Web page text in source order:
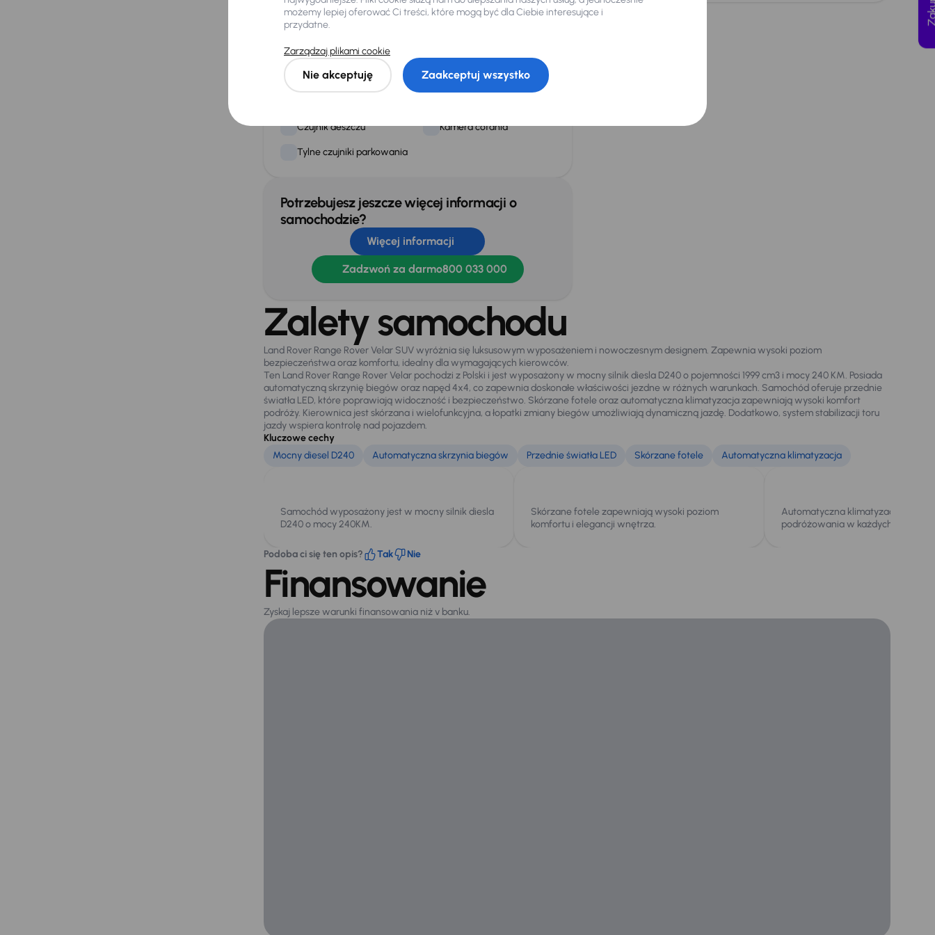
Elektryczne lusterka Oryginalne Alufelgi
Światła przeciwmgielne Tylne swiatla LED
Czujnik deszczu Kamera cofania
Tylne czujniki parkowania
Potrzebujesz jeszcze więcej informacji o
samochodzie?
Więcej informacji
Zadzwoń za darmo800 033 000
Zalety samochodu
Land Rover Range Rover Velar SUV wyróżnia się luksusowym wyposażeniem i nowoczesnym designem. Zapewnia wysoki poziom
bezpieczeństwa oraz komfortu, idealny dla wymagających kierowców.
Ten Land Rover Range Rover Velar pochodzi z Polski i jest wyposażony w mocny silnik diesla D240 o pojemności 1999 cm3 i mocy 240 KM. Posiada
automatyczną skrzynię biegów oraz napęd 4x4, co zapewnia doskonałe właściwości jezdne w różnych warunkach. Samochód oferuje przednie
światła LED, które poprawiają widoczność i bezpieczeństwo. Skórzane fotele oraz automatyczna klimatyzacja zapewniają wysoki komfort
podróży. Kierownica jest skórzana i wielofunkcyjna, a łopatki zmiany biegów umożliwiają dynamiczną jazdę. Dodatkowo, system stabilizacji toru
jazdy wspiera kontrolę nad pojazdem.
Kluczowe cechy
Mocny diesel D240
Automatyczna skrzynia biegów Przednie światła LED Skórzane fotele Automatyczna klimatyzacja
Samochód wyposażony jest w mocny silnik diesla
D240 o mocy 240KM.
Skórzane fotele zapewniają wysoki poziom
komfortu i elegancji wnętrza.
Automatyczna klimatyzacja
podróżowania w każdych
Podoba ci się ten opis? Tak Nie
Finansowanie
Zyskaj lepsze warunki finansowania niż v banku.
możemy lepiej oferować Ci treści, które mogą być dla Ciebie interesujące i
przydatne.
Zarządzaj plikami cookie
Nie akceptuję Zaakceptuj wszystko